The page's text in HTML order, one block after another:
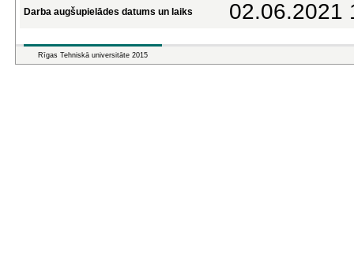
Darba augšupielādes datums un laiks 02.06.2021
Rīgas Tehniskā universitāte 2015